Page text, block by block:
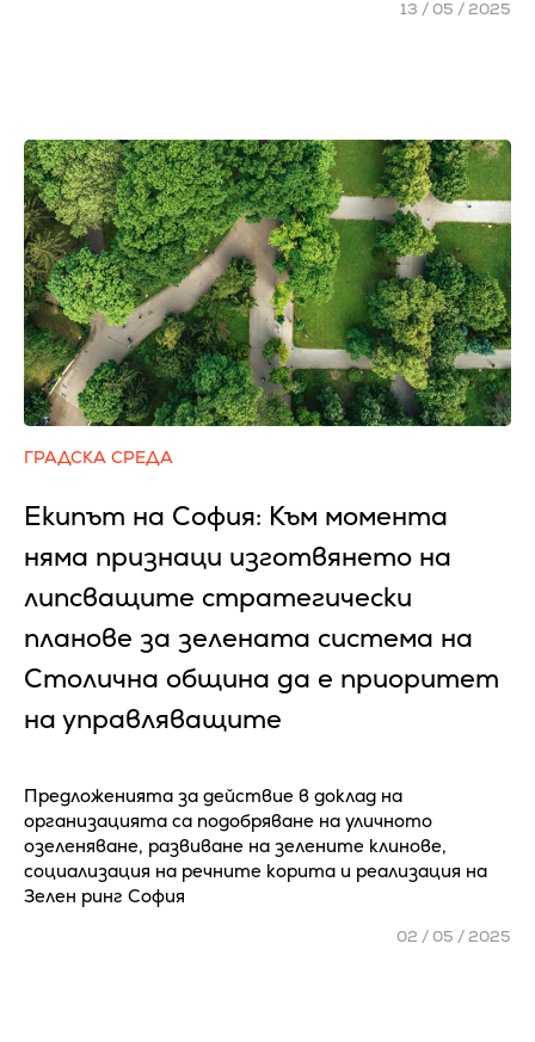
13 / 05 / 2025
ГРАДСКА СРЕДА
Екипът на София: Към момента
няма признаци изготвянето на
липсващите стратегически
планове за зелената система на
Столична община да е приоритет
на управляващите
Предложенията за действие в доклад на
организацията са подобряване на уличното
озеленяване, развиване на зелените клинове,
социализация на речните корита и реализация на
Зелен ринг София
02 / 05 / 2025